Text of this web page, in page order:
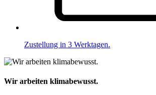
Zustellung in 3 Werktagen.
Wir arbeiten klimabewusst.